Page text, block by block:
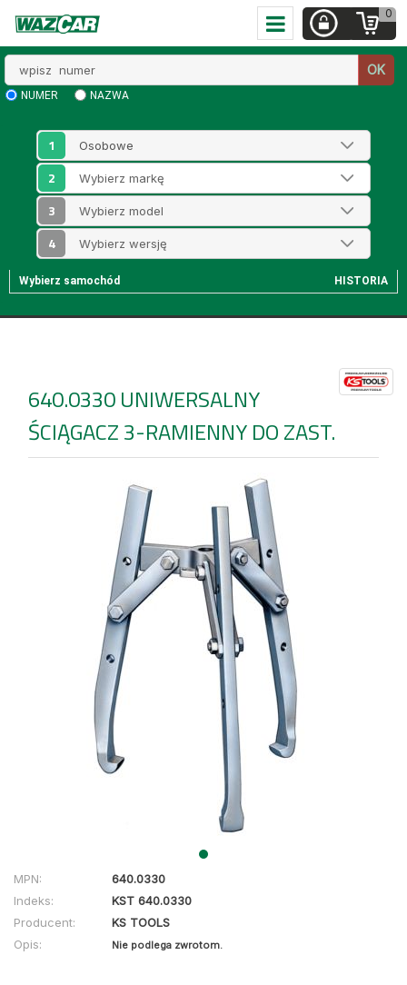
0
numer
OK
NUMER NAZWA
1
2
3
4
Wybierz samochód HISTORIA
640.0330UNIWERSALNY
ŚCIĄGACZ 3-RAMIENNY DO ZAST.
MPN:
640.0330
Indeks:
KST 640.0330
Producent:
KS TOOLS
Opis:
Nie podlega zwrotom.